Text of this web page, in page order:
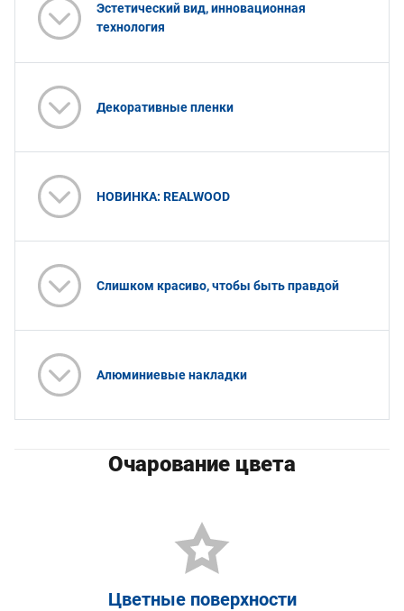
Эстетический вид, инновационная
технология
Декоративные пленки
НОВИНКА: REALWOOD
Слишком красиво, чтобы быть правдой
Алюминиевые накладки
Очарование цвета
Цветные поверхности